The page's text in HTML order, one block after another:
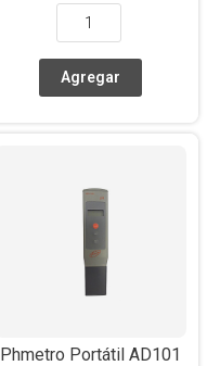
Phmetro Portátil AD101